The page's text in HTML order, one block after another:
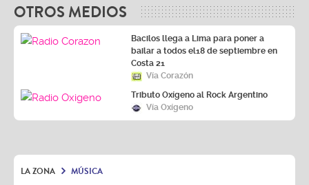
OTROS MEDIOS
Bacilos llega a Lima para poner a
bailar a todos el18 de septiembre en
Costa 21
Vía Corazón
Tributo Oxígeno al Rock Argentino
Vía Oxígeno
LA ZONA MÚSICA